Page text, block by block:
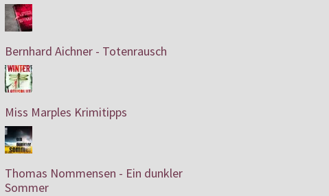
Bernhard Aichner - Totenrausch
Miss Marples Krimitipps
Thomas Nommensen - Ein dunkler
Sommer